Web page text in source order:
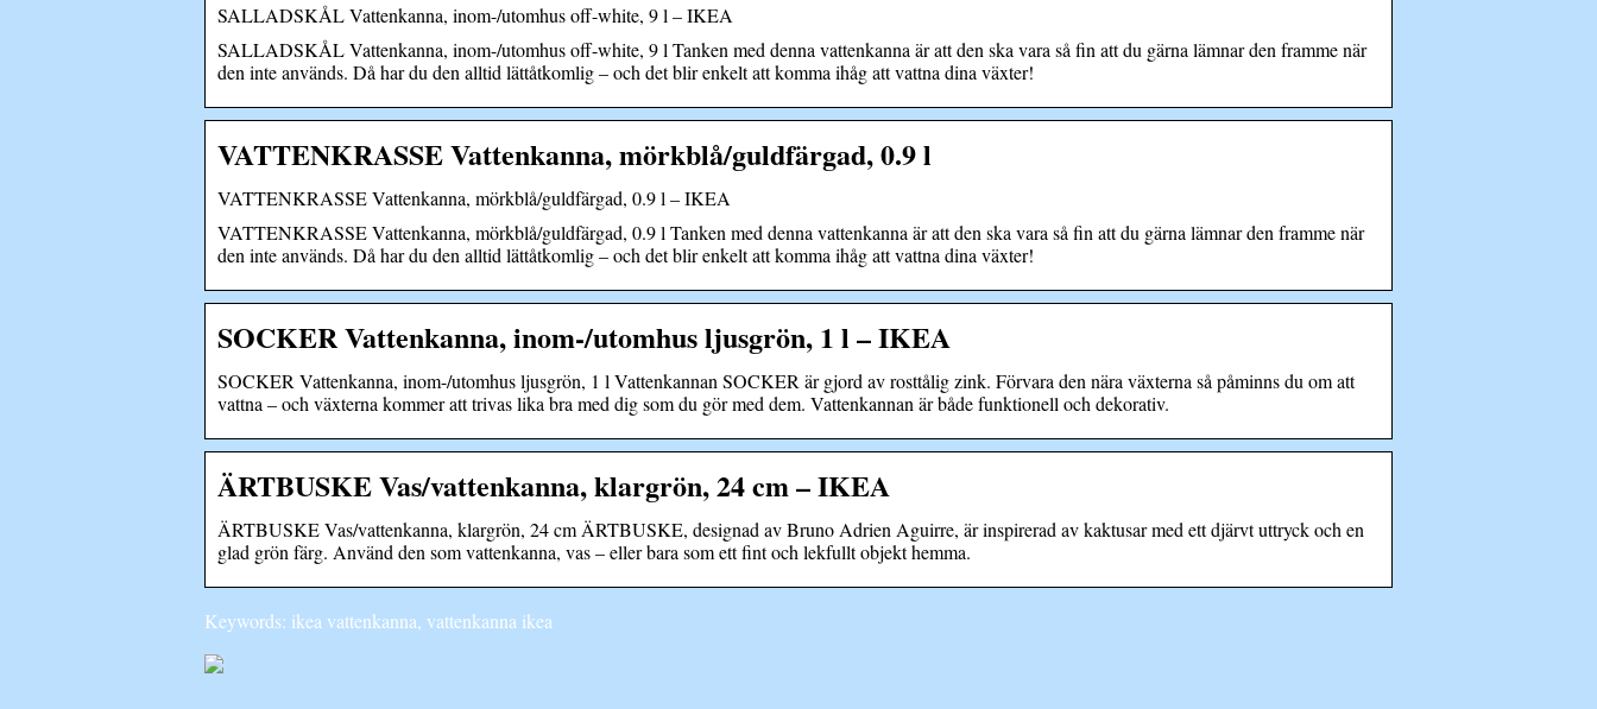
SALLADSKÅL Vattenkanna, inom-/utomhus off-white, 9 l – IKEA
SALLADSKÅL Vattenkanna, inom-/utomhus off-white, 9 l Tanken med denna vattenkanna är att den ska vara så fin att du gärna lämnar den framme när
den inte används. Då har du den alltid lättåtkomlig – och det blir enkelt att komma ihåg att vattna dina växter!
VATTENKRASSE Vattenkanna, mörkblå/guldfärgad, 0.9 l
VATTENKRASSE Vattenkanna, mörkblå/guldfärgad, 0.9 l – IKEA
VATTENKRASSE Vattenkanna, mörkblå/guldfärgad, 0.9 l Tanken med denna vattenkanna är att den ska vara så fin att du gärna lämnar den framme när
den inte används. Då har du den alltid lättåtkomlig – och det blir enkelt att komma ihåg att vattna dina växter!
SOCKER Vattenkanna, inom-/utomhus ljusgrön, 1 l – IKEA
SOCKER Vattenkanna, inom-/utomhus ljusgrön, 1 l Vattenkannan SOCKER är gjord av rosttålig zink. Förvara den nära växterna så påminns du om att
vattna – och växterna kommer att trivas lika bra med dig som du gör med dem. Vattenkannan är både funktionell och dekorativ.
ÄRTBUSKE Vas/vattenkanna, klargrön, 24 cm – IKEA
ÄRTBUSKE Vas/vattenkanna, klargrön, 24 cm ÄRTBUSKE, designad av Bruno Adrien Aguirre, är inspirerad av kaktusar med ett djärvt uttryck och en
glad grön färg. Använd den som vattenkanna, vas – eller bara som ett fint och lekfullt objekt hemma.
Keywords: ikea vattenkanna, vattenkanna ikea